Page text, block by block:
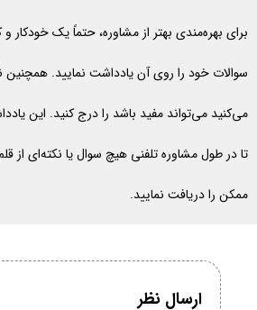
برای بهره‌مندی بهتر از مشاوره، حتماً یک خودکار و
سوالات خود را روی آن یادداشت نمایید.
می‌کنید می‌تواند مفید باشد را درج کنید. این
تا در طول مشاوره تلفنی هیچ سوال یا نکته‌ای از
ممکن را دریافت نمایید.
ارسال نظر